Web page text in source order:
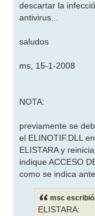
descartar la
antivirus...
saludos
ms, 15-1-2008
NOTA:
previamente se
el ELINOTIF.DLL
ELISTARA y
indique ACCESO
como se indica
msc
ELISTARA: